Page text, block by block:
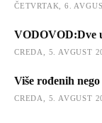
ČETVRTAK, 6.
VODOVOD:Dve
CREDA, 5. AVGUST
Više rođenih
CREDA, 5. AVGUST